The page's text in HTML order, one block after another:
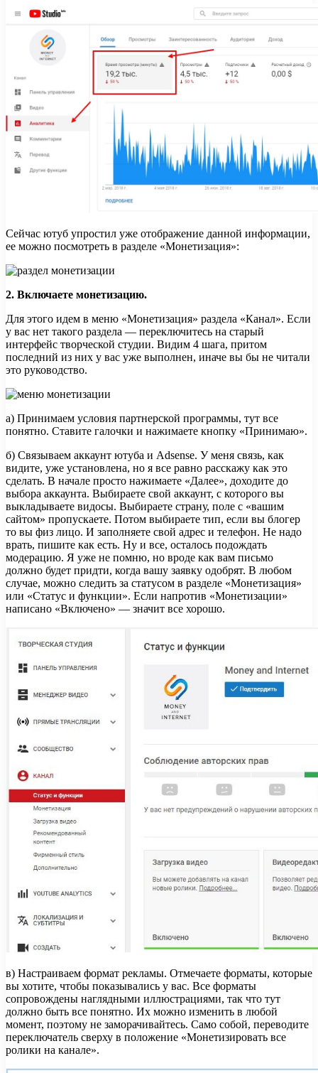
Сейчас ютуб упростил уже отображение данной информации,
ее можно посмотреть в разделе «Монетизация»:
2. Включаете монетизацию.
Для этого идем в меню «Монетизация» раздела «Канал». Если
у вас нет такого раздела — переключитесь на старый
интерфейс творческой студии. Видим 4 шага, притом
последний из них у вас уже выполнен, иначе вы бы не читали
это руководство.
а) Принимаем условия партнерской программы, тут все
понятно. Ставите галочки и нажимаете кнопку «Принимаю».
б) Связываем аккаунт ютуба и Adsense. У меня связь, как
видите, уже установлена, но я все равно расскажу как это
сделать. В начале просто нажимаете «Далее», доходите до
выбора аккаунта. Выбираете свой аккаунт, с которого вы
выкладываете видосы. Выбираете страну, поле с «вашим
сайтом» пропускаете. Потом выбираете тип, если вы блогер
то вы физ лицо. И заполняете свой адрес и телефон. Не надо
врать, пишите как есть. Ну и все, осталось подождать
модерацию. Я уже не помню, но вроде как вам письмо
должно будет придти, когда вашу заявку одобрят. В любом
случае, можно следить за статусом в разделе «Монетизация»
или «Статус и функции». Если напротив «Монетизации»
написано «Включено» — значит все хорошо.
в) Настраиваем формат рекламы. Отмечаете форматы, которые
вы хотите, чтобы показывались у вас. Все форматы
сопровождены наглядными иллюстрациями, так что тут
должно быть все понятно. Их можно изменить в любой
момент, поэтому не заморачивайтесь. Само собой, переводите
переключатель сверху в положение «Монетизировать все
ролики на канале».